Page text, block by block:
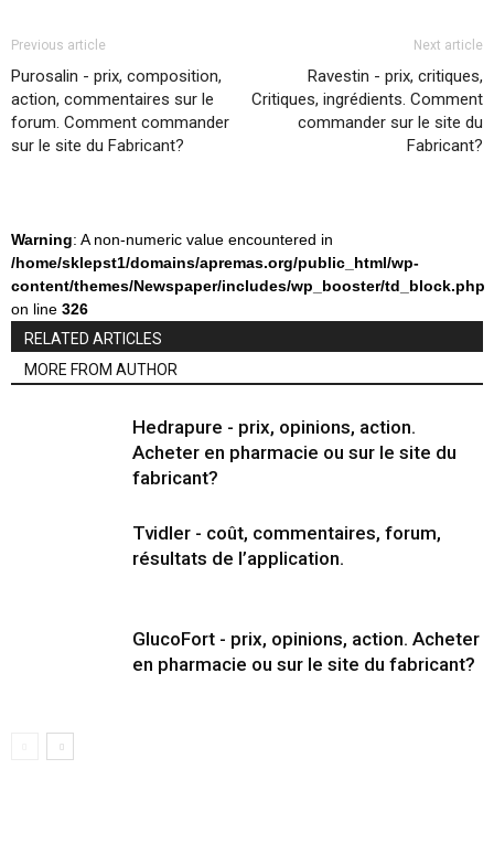
Previous article
Purosalin - prix, composition,
action, commentaires sur le
forum. Comment commander
sur le site du Fabricant?
Next article
Ravestin - prix, critiques,
Critiques, ingrédients. Comment
commander sur le site du
Fabricant?
Warning: A non-numeric value encountered in
/home/sklepst1/domains/apremas.org/public_html/wp-
content/themes/Newspaper/includes/wp_booster/td_block.php
on line 326
RELATED ARTICLES
MORE FROM AUTHOR
Hedrapure - prix, opinions, action.
Acheter en pharmacie ou sur le site du
fabricant?
Tvidler - coût, commentaires, forum,
résultats de l’application.
GlucoFort - prix, opinions, action. Acheter
en pharmacie ou sur le site du fabricant?